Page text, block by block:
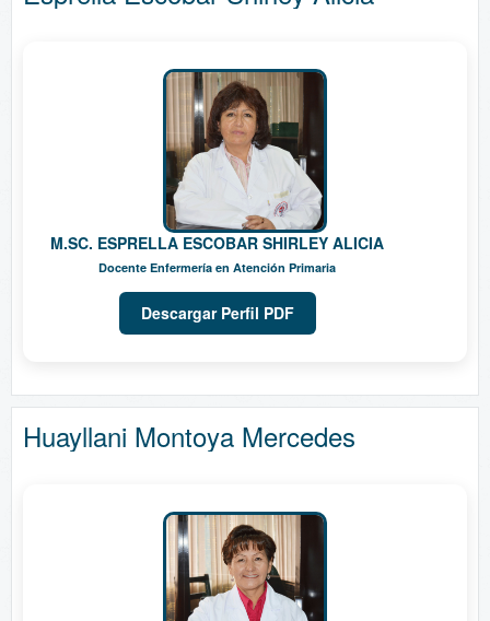
M.SC. ESPRELLA ESCOBAR SHIRLEY ALICIA
Docente Enfermería en Atención Primaria
Descargar Perfil PDF
Huayllani Montoya Mercedes